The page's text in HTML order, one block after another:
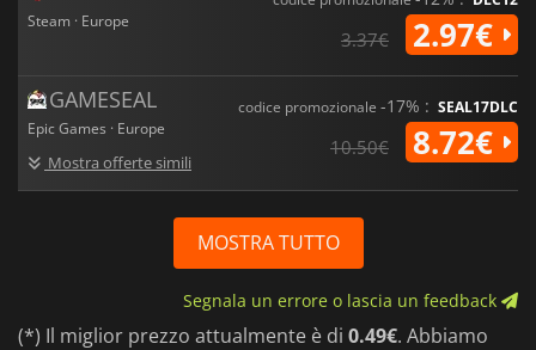
Steam · Europe
3.37€ 2.97€
GAMESEAL
Epic Games · Europe
Mostra offerte simili
codice promozionale -17% : SEAL17DLC
10.50€ 8.72€
MOSTRA TUTTO
Segnala un errore o lascia un feedback
(*) Il miglior prezzo attualmente è di 0.49€. Abbiamo